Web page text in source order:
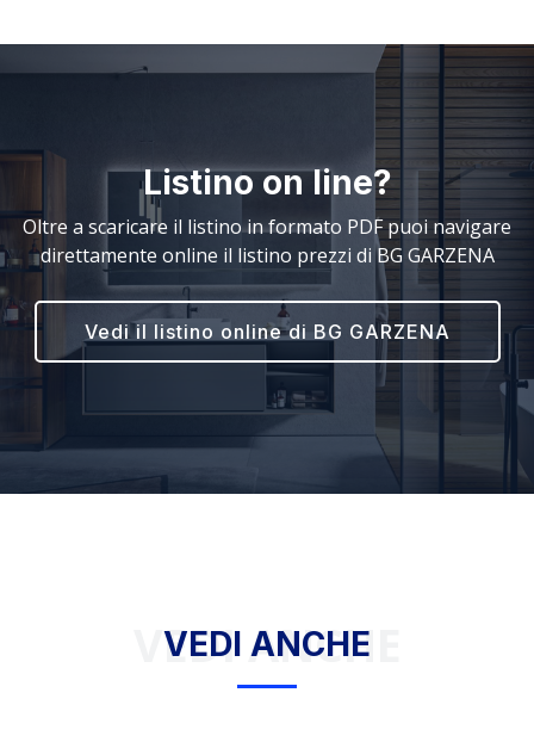
Listino on line?
Oltre a scaricare il listino in formato PDF puoi navigare
direttamente online il listino prezzi di BG GARZENA
Vedi il listino online di BG GARZENA
VEDI ANCHE
VEDI ANCHE